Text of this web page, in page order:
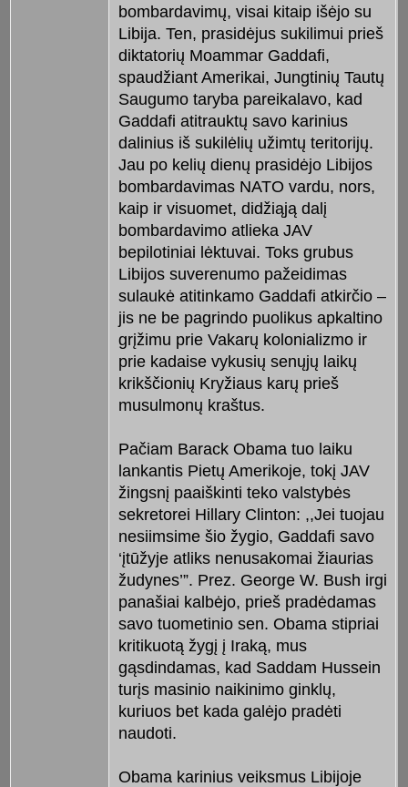
bombardavimų, visai kitaip išėjo su
Libija. Ten, prasidėjus sukilimui prieš
diktatorių Moammar Gaddafi,
spaudžiant Amerikai, Jungtinių Tautų
Saugumo taryba pareikalavo, kad
Gaddafi atitrauktų savo karinius
dalinius iš sukilėlių užimtų teritorijų.
Jau po kelių dienų prasidėjo Libijos
bombardavimas NATO vardu, nors,
kaip ir visuomet, didžiąją dalį
bombardavimo atlieka JAV
bepilotiniai lėktuvai. Toks grubus
Libijos suverenumo pažeidimas
sulaukė atitinkamo Gaddafi atkirčio –
jis ne be pagrindo puolikus apkaltino
grįžimu prie Vakarų kolonializmo ir
prie kadaise vykusių senųjų laikų
krikščionių Kryžiaus karų prieš
musulmonų kraštus.
Pačiam Barack Obama tuo laiku
lankantis Pietų Amerikoje, tokį JAV
žingsnį paaiškinti teko valstybės
sekretorei Hillary Clinton: ,,Jei tuojau
nesiimsime šio žygio, Gaddafi savo
‘įtūžyje atliks nenusakomai žiaurias
žudynes’”. Prez. George W. Bush irgi
panašiai kalbėjo, prieš pradėdamas
savo tuometinio sen. Obama stipriai
kritikuotą žygį į Iraką, mus
gąsdindamas, kad Saddam Hussein
turįs masinio naikinimo ginklų,
kuriuos bet kada galėjo pradėti
naudoti.
Obama karinius veiksmus Libijoje